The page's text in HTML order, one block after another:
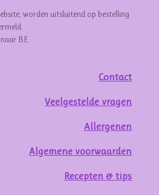
worden uitsluitend op bestelling
BE.
Contact
Veelgestelde vragen
Allergenen
Algemene voorwaarden
Recepten & tips